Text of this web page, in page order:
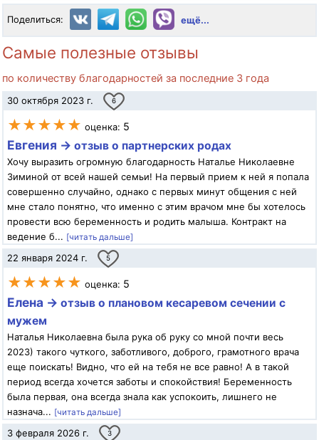
Поделиться: ещё...
Самые полезные отзывы
по количеству благодарностей за последние 3 года
30 октября 2023 г. 6
★★★★★ оценка: 5
Евгения → отзыв о партнерских родах
Хочу выразить огромную благодарность Наталье Николаевне
Зиминой от всей нашей семьи! На первый прием к ней я попала
совершенно случайно, однако с первых минут общения с ней
мне стало понятно, что именно с этим врачом мне бы хотелось
провести всю беременность и родить малыша. Контракт на
ведение б... [читать дальше]
22 января 2024 г. 5
★★★★★ оценка: 5
Елена → отзыв о плановом кесаревом сечении с
мужем
Наталья Николаевна была рука об руку со мной почти весь
2023) такого чуткого, заботливого, доброго, грамотного врача
еще поискать! Видно, что ей на тебя не все равно! А в такой
период всегда хочется заботы и спокойствия! Беременность
была первая, она всегда знала как успокоить, лишнего не
назнача... [читать дальше]
3 февраля 2026 г. 3